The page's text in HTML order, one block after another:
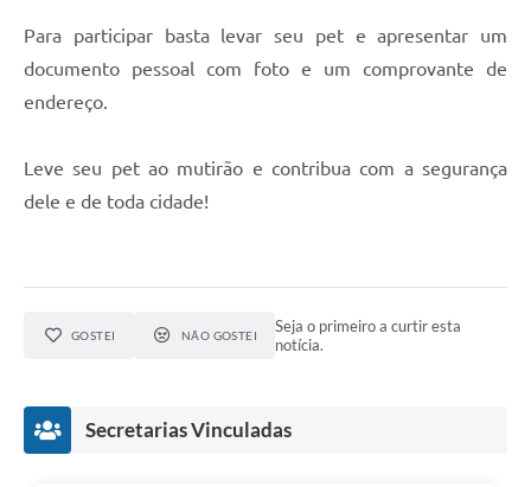
Para participar basta levar seu pet e apresentar um
documento pessoal com foto e um comprovante de
endereço.
Leve seu pet ao mutirão e contribua com a segurança
dele e de toda cidade!
GOSTEI NÃO GOSTEI
Seja o primeiro a curtir esta
notícia.
Secretarias Vinculadas